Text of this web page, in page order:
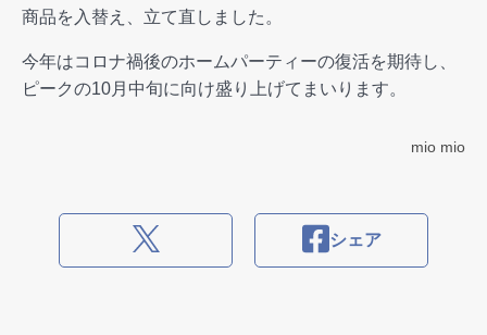
商品を入替え、立て直しました。
今年はコロナ禍後のホームパーティーの復活を期待し、
ピークの10月中旬に向け盛り上げてまいります。
mio mio
シェア